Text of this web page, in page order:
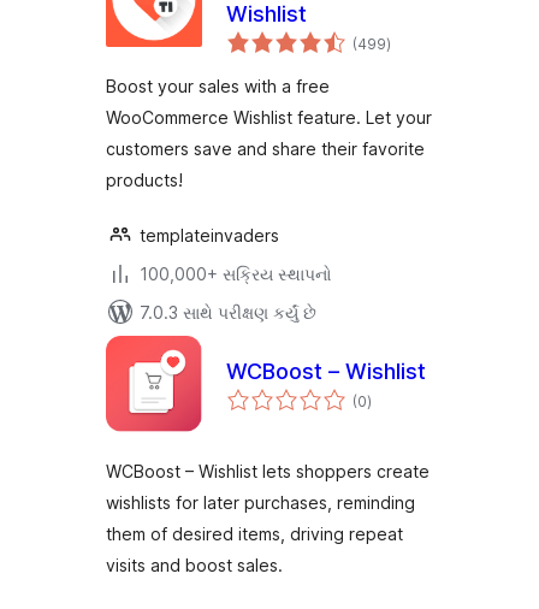
Wishlist
(499કુલ
રેટિંગ્સ
)
Boost your sales with a free
WooCommerce Wishlist feature. Let your
customers save and share their favorite
products!
templateinvaders
100,000+ સક્રિય સ્થાપનો
7.0.3 સાથે પરીક્ષણ કર્યું છે
WCBoost – Wishlist
(0કુલ
રેટિંગ્સ
)
WCBoost – Wishlist lets shoppers create
wishlists for later purchases, reminding
them of desired items, driving repeat
visits and boost sales.